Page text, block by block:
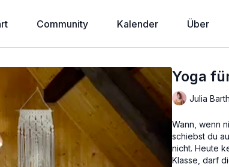
Community Kalender Über
Yoga
Julia Barth
Wann, wenn
schiebst du
nicht. Heute
Klasse, darf